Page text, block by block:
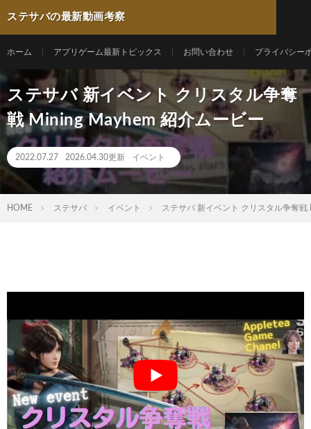
ステサバの最新動画考察
ホーム アプリゲーム最新トピックス お問い合わせ プライバシー
ステサバ 新イベント クリスタル争奪
戦 Mining Mayhem 紹介ムービー
2022.07.27 2026.04.30更新 イベント
HOME ステサバ イベント ステサバ 新イベント クリスタル争奪